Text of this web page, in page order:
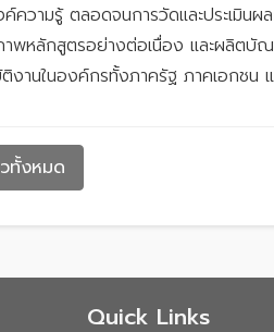
ความรู้ ตลอดจนการวัดและประเมิน
หลักสูตรอย่างต่อเนื่อง และผลิตบัณฑิ
านในองค์กรทั้งภาครัฐ ภาคเอกชน แ
ทั้งหมด
Quick Links